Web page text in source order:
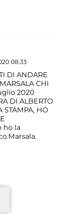
08:33
DI ANDARE
CHI
2020
DI ALBERTO
STAMPA, HO
ho la